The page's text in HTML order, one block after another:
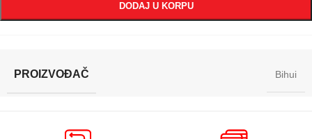
DODAJ U KORPU
PROIZVOĐAČ Bihui